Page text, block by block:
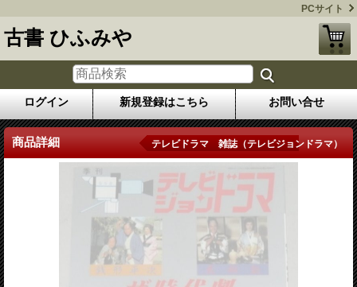
PCサイト
古書 ひふみや
ログイン 新規登録はこちら お問い合せ
商品詳細 テレビドラマ 雑誌（テレビジョンドラマ）